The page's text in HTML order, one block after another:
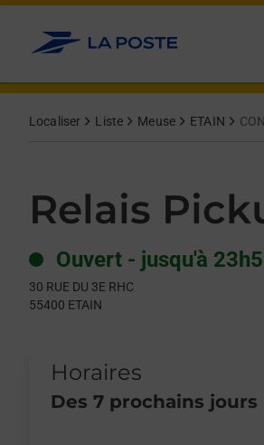
Allez au contenu
Localiser Liste Meuse ETAIN
Relais
Ouvert - jusqu'à
30 RUE DU 3E RHC
55400 ETAIN
Horaires
Des 7 prochains jours
Day of the WeekHours
Get directions to Relais Pickup at 30 RUE
lien s'ouvre dans un nouvel onglet